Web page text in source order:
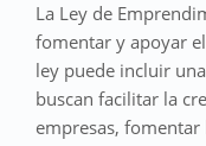
La Ley de
fomentar y apoyar
ley puede incluir
buscan facilitar la
empresas,